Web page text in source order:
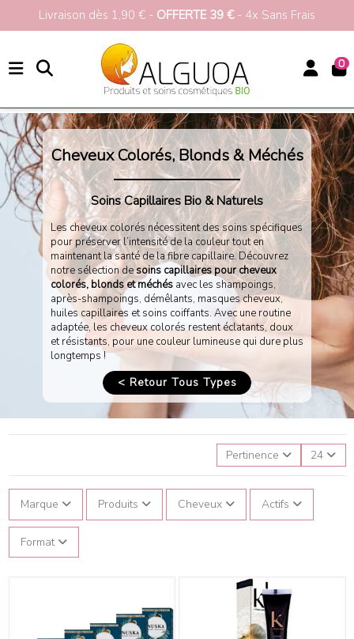
Livraison dès 1,90 € - OFFERTE 39 €- 4x Sans Frais
0
Accueil Cheveux Soins par Type de Cheveux Colorés | Blonds | Méchés
Soins Bio Cheveux Colorés & Méchés
Cheveux Colorés, Blonds & Méchés
Soins Capillaires Bio & Naturels
Les cheveux colorés nécessitent des soins spécifiques
pour préserver l’intensité de la couleur tout en
maintenant la santé de la fibre capillaire. Découvrez
notre sélection desoins capillaires pour cheveux
colorés, blonds et méchés avec les shampoings,
après-shampoings, démêlants, masques cheveux,
huiles capillaires et soins coiffants. Avec une routine
adaptée, les cheveux colorés restent éclatants, doux
et résistants, pour une couleur lumineuse qui dure plus
longtemps !
< Retour Tous Types
Pertinence 24
Marque Produits Cheveux Actifs
Format